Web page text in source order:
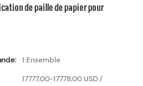
de paille de papier pour
1 Ensemble
17777,00-17778,00 USD /